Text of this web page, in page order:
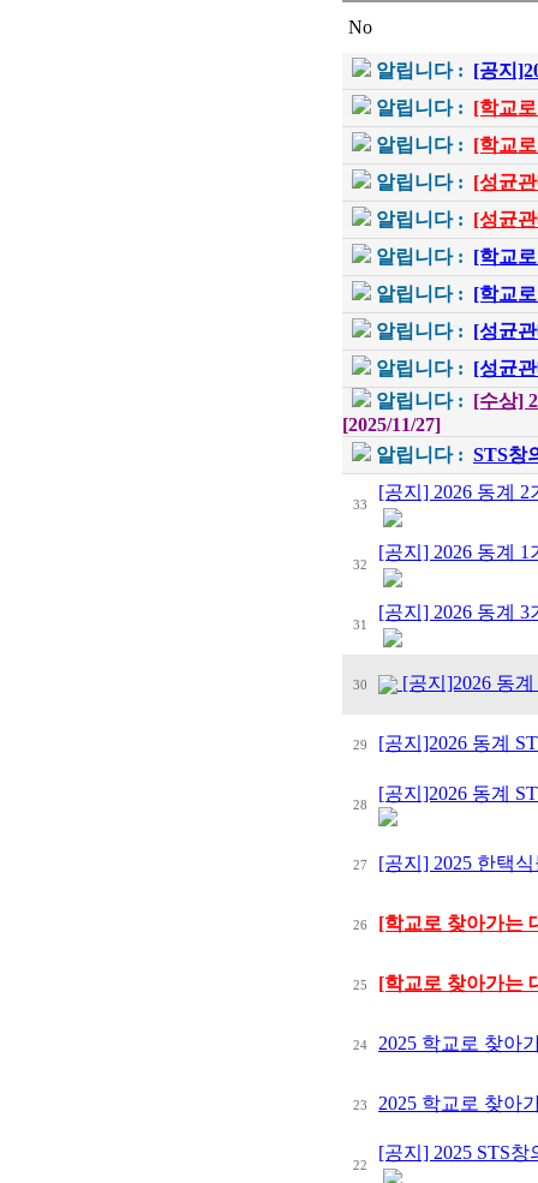
No
알립니다 : [공지
알립니다 : [학교
알립니다 : [학교
알립니다 : [성균
알립니다 : [성균
알립니다 : [학교
알립니다 : [학교
알립니다 : [성균
알립니다 : [성균
알립니다 : [수상]
[2025/11/27]
알립니다 : STS창
33
[공지] 2026 동계 2
32
[공지] 2026 동계 1
31
[공지] 2026 동계 3
30 [공지]2026 동
29 [공지]2026 동계
28
[공지]2026 동계
27 [공지] 2025 한택
26 [학교로 찾아가는
25 [학교로 찾아가는
24 2025 학교로 찾아
23 2025 학교로 찾아
22
[공지] 2025 STS